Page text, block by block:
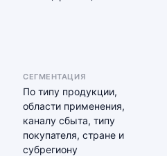
СЕГМЕНТАЦИЯ
По типу продукции,
области применения,
каналу сбыта, типу
покупателя, стране и
субрегиону